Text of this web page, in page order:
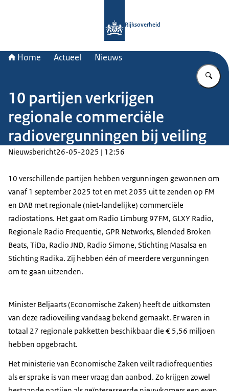
Rijksoverheid
Home Actueel Nieuws
10 partijen verkrijgen
regionale commerciële
radiovergunningen bij veiling
Nieuwsbericht26-05-2025 | 12:56
10 verschillende partijen hebben vergunningen gewonnen om
vanaf 1 september 2025 tot en met 2035 uit te zenden op FM
en DAB met regionale (niet-landelijke) commerciële
radiostations. Het gaat om Radio Limburg 97FM, GLXY Radio,
Regionale Radio Frequentie, GPR Networks, Blended Broken
Beats, TiDa, Radio JND, Radio Simone, Stichting Masalsa en
Stichting Radika. Zij hebben één of meerdere vergunningen
om te gaan uitzenden.
Minister Beljaarts (Economische Zaken) heeft de uitkomsten
van deze radioveiling vandaag bekend gemaakt. Er waren in
totaal 27 regionale pakketten beschikbaar die € 5,56 miljoen
hebben opgebracht.
Het ministerie van Economische Zaken veilt radiofrequenties
als er sprake is van meer vraag dan aanbod. Zo krijgen zowel